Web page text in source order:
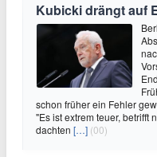
Kubicki drängt auf
schon früher ein Fehler
"Es ist extrem teuer, betrifft
dachten […] (00)